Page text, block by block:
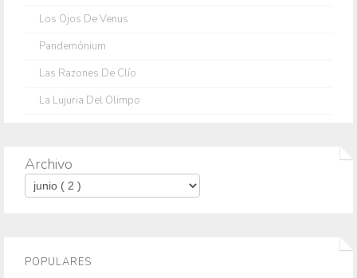
Los Ojos De Venus
Pandemónium
Las Razones De Clío
La Lujuria Del Olimpo
Archivo
POPULARES